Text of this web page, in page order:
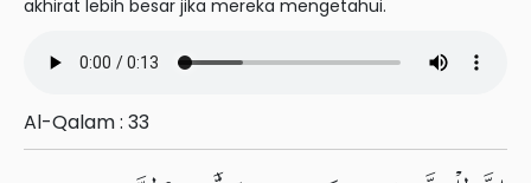
akhirat lebih besar jika mereka mengetahui.
Al-Qalam : 33